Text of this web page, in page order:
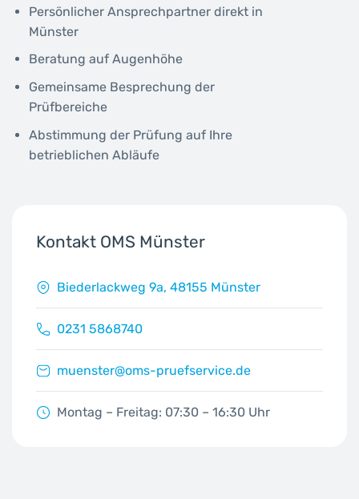
Persönlicher Ansprechpartner direkt in
Münster
Beratung auf Augenhöhe
Gemeinsame Besprechung der
Prüfbereiche
Abstimmung der Prüfung auf Ihre
betrieblichen Abläufe
Kontakt OMS Münster
Biederlackweg 9a, 48155 Münster
0231 5868740
muenster@oms-pruefservice.de
Montag – Freitag: 07:30 – 16:30 Uhr